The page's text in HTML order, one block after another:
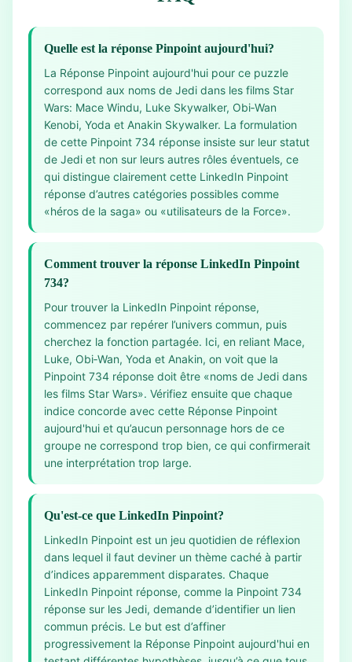
Quelle est la réponse Pinpoint aujourd'hui?
La Réponse Pinpoint aujourd'hui pour ce puzzle
correspond aux noms de Jedi dans les films Star
Wars: Mace Windu, Luke Skywalker, Obi‑Wan
Kenobi, Yoda et Anakin Skywalker. La formulation
de cette Pinpoint 734 réponse insiste sur leur statut
de Jedi et non sur leurs autres rôles éventuels, ce
qui distingue clairement cette LinkedIn Pinpoint
réponse d’autres catégories possibles comme
«héros de la saga» ou «utilisateurs de la Force».
Comment trouver la réponse LinkedIn Pinpoint
734?
Pour trouver la LinkedIn Pinpoint réponse,
commencez par repérer l’univers commun, puis
cherchez la fonction partagée. Ici, en reliant Mace,
Luke, Obi‑Wan, Yoda et Anakin, on voit que la
Pinpoint 734 réponse doit être «noms de Jedi dans
les films Star Wars». Vérifiez ensuite que chaque
indice concorde avec cette Réponse Pinpoint
aujourd'hui et qu’aucun personnage hors de ce
groupe ne correspond trop bien, ce qui confirmerait
une interprétation trop large.
Qu'est-ce que LinkedIn Pinpoint?
LinkedIn Pinpoint est un jeu quotidien de réflexion
dans lequel il faut deviner un thème caché à partir
d’indices apparemment disparates. Chaque
LinkedIn Pinpoint réponse, comme la Pinpoint 734
réponse sur les Jedi, demande d’identifier un lien
commun précis. Le but est d’affiner
progressivement la Réponse Pinpoint aujourd'hui en